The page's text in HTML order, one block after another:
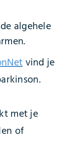
algehele
vind je
met je
of